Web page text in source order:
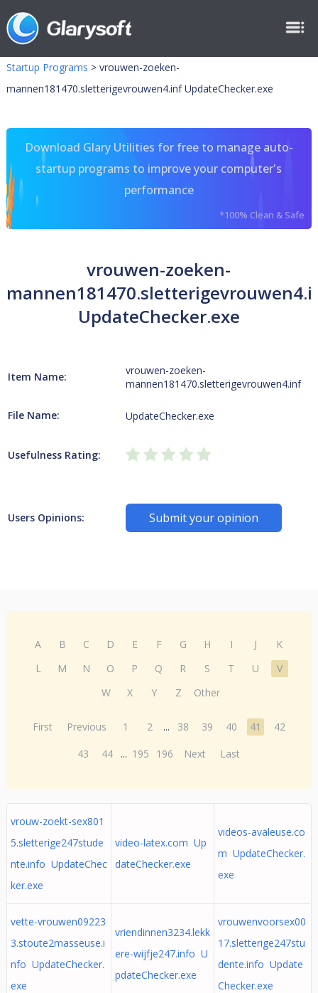
Startup Programs > vrouwen-zoeken-
mannen181470.sletterigevrouwen4.inf UpdateChecker.exe
Download Glary Utilities for free to manage auto-
startup programs to improve your computer's
performance
*100% Clean & Safe
vrouwen-zoeken-
UpdateChecker.exe
Item Name:
vrouwen-zoeken-
mannen181470.sletterigevrouwen4.inf
File Name: UpdateChecker.exe
Usefulness Rating:
Users Opinions: Submit your opinion
A B C D E F G H I J
K
L
M N O P Q R S T U
V
W
X Y Z Other
First Previous 1 2 ... 38 39 40 41
42
43
44 ... 195 196 Next Last
vrouw-zoekt-sex801
5.sletterige247stude
nte.info UpdateChec
ker.exe
video-latex.com Up
dateChecker.exe
videos-avaleuse.co
m UpdateChecker.
exe
vette-vrouwen09223
3.stoute2masseuse.i
nfo UpdateChecker.
exe
vriendinnen3234.lekk
ere-wijfje247.info U
pdateChecker.exe
vrouwenvoorsex00
17.sletterige247stu
dente.info Update
Checker.exe